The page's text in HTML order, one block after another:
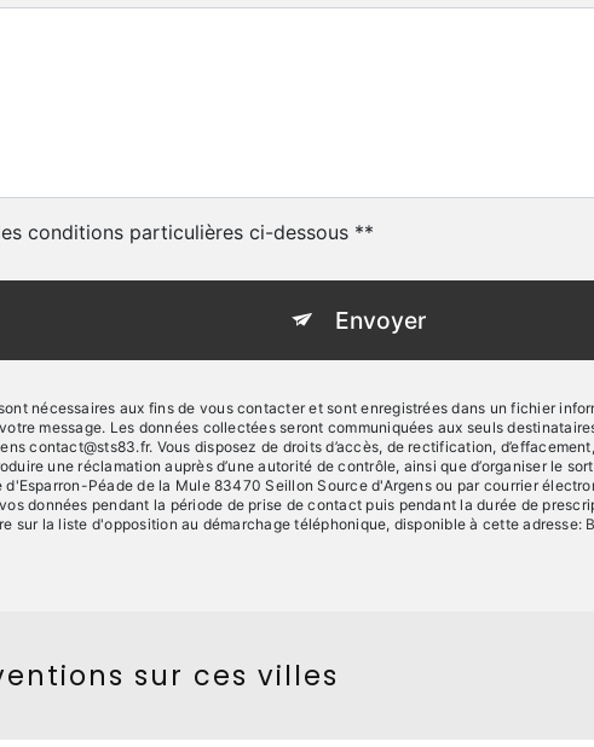
conditions particulières ci-dessous **
Envoyer
nécessaires aux fins de vous contacter et sont enregistrées dans un fichier
message. Les données collectées seront communiquées aux seuls
contact@sts83.fr. Vous disposez de droits d’accès, de rectification,
une réclamation auprès d’une autorité de contrôle, ainsi que d’organiser le
Péade de la Mule 83470 Seillon Source d'Argens ou par courrier
données pendant la période de prise de contact puis pendant la durée de
sur la liste d'opposition au démarchage téléphonique, disponible à cette adresse:
sur ces villes